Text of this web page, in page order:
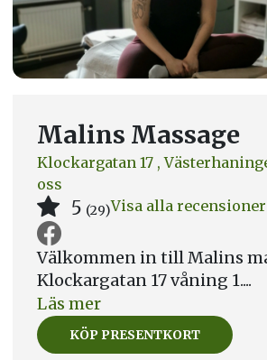
Malins Massage
Klockargatan 17 ,
oss
5 (29)Visa alla recensioner
Välkommen in till Malins
Klockargatan 17 våning 1....
Läs mer
KÖP PRESENTKORT